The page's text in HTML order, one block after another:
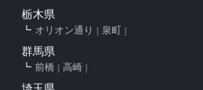
栃木県
オリオン通り 泉町
群馬県
前橋 高崎